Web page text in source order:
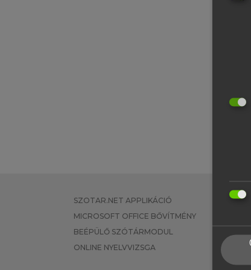
SZOTAR.NET APPLIKÁCIÓ
MICROSOFT OFFICE BŐVÍTMÉNY
BEÉPÜLŐ SZÓTÁRMODUL
ONLINE NYELVVIZSGA